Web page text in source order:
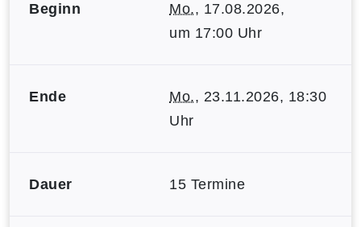
Beginn Mo., 17.08.2026,
um 17:00 Uhr
Ende Mo., 23.11.2026, 18:30
Uhr
Dauer 15 Termine